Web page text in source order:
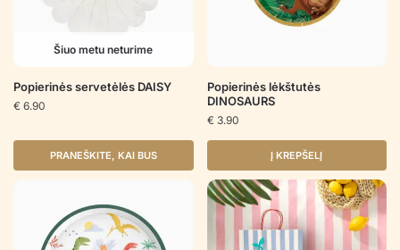
Šiuo metu neturime
Popierinės servetėlės DAISY
€ 6.90
PRANEŠKITE, KAI BUS
Popierinės lėkštutės
DINOSAURS
€ 3.90
Į KREPŠELĮ